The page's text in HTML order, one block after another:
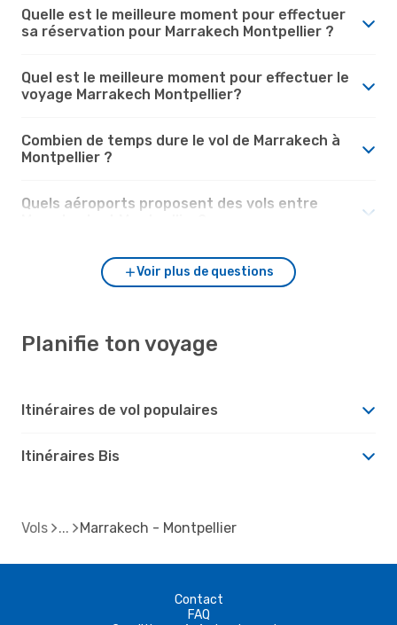
Quelle est le meilleure moment pour effectuer
sa réservation pour Marrakech Montpellier ?
Quel est le meilleure moment pour effectuer le
voyage Marrakech Montpellier?
Combien de temps dure le vol de Marrakech à
Montpellier ?
Quels aéroports proposent des vols entre
Voir plus de questions
Planifie ton voyage
Itinéraires de vol populaires
Itinéraires Bis
Vols Marrakech - Montpellier
Contact
FAQ